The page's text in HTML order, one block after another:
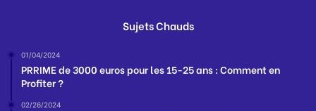
Sujets Chauds
01/04/2024
PRRIME de 3000 euros pour les 15-25 ans : Comment en
Profiter ?
02/26/2024